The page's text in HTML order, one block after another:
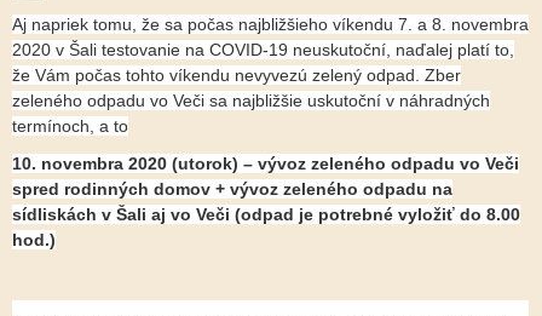
Aj napriek tomu, že sa počas najbližšieho víkendu 7. a 8. novembra
2020 v Šali testovanie na COVID-19 neuskutoční, naďalej platí to,
že Vám počas tohto víkendu nevyvezú zelený odpad. Zber
zeleného odpadu vo Veči sa najbližšie uskutoční v náhradných
termínoch, a to
10. novembra 2020 (utorok) – vývoz zeleného odpadu vo Veči
spred rodinných domov + vývoz zeleného odpadu na
sídliskách v Šali aj vo Veči (odpad je potrebné vyložiť do 8.00
hod.)